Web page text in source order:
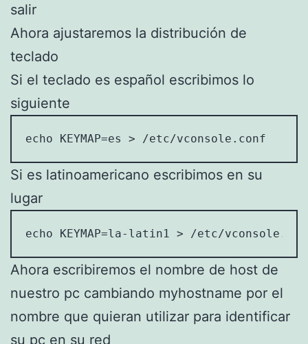
salir
Ahora ajustaremos la distribución de
teclado
Si el teclado es español escribimos lo
siguiente
echo KEYMAP=es > /etc/vconsole.conf
Si es latinoamericano escribimos en su
lugar
echo KEYMAP=la-latin1 > /etc/
Ahora escribiremos el nombre de host de
nuestro pc cambiando myhostname por el
nombre que quieran utilizar para identificar
su pc en su red